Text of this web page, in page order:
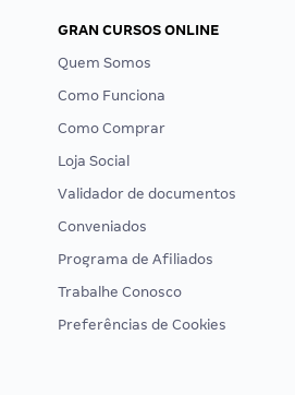
GRAN CURSOS ONLINE
Quem Somos
Como Funciona
Como Comprar
Loja Social
Validador de documentos
Conveniados
Programa de Afiliados
Trabalhe Conosco
Preferências de Cookies